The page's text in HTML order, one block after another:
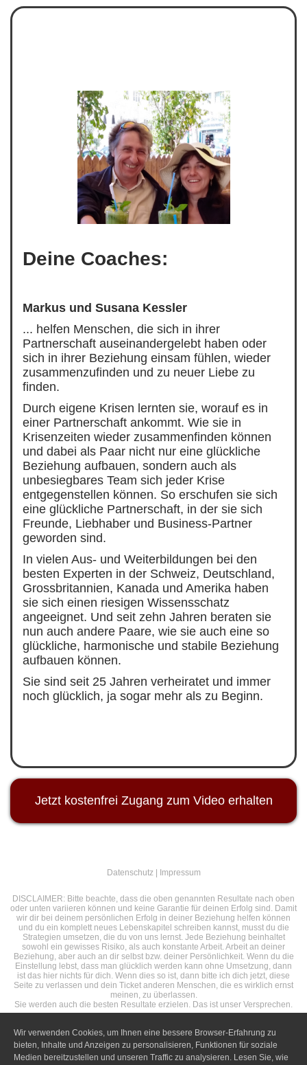
Deine Coaches:
Markus und Susana Kessler
... helfen Menschen, die sich in ihrer
Partnerschaft auseinandergelebt haben oder
sich in ihrer Beziehung einsam fühlen, wieder
zusammenzufinden und zu neuer Liebe zu
finden.
Durch eigene Krisen lernten sie, worauf es in
einer Partnerschaft ankommt. Wie sie in
Krisenzeiten wieder zusammenfinden können
und dabei als Paar nicht nur eine glückliche
Beziehung aufbauen, sondern auch als
unbesiegbares Team sich jeder Krise
entgegenstellen können. So erschufen sie sich
eine glückliche Partnerschaft, in der sie sich
Freunde, Liebhaber und Business-Partner
geworden sind.
In vielen Aus- und Weiterbildungen bei den
besten Experten in der Schweiz, Deutschland,
Grossbritannien, Kanada und Amerika haben
sie sich einen riesigen Wissensschatz
angeeignet. Und seit zehn Jahren beraten sie
nun auch andere Paare, wie sie auch eine so
glückliche, harmonische und stabile Beziehung
aufbauen können.
Sie sind seit 25 Jahren verheiratet und immer
noch glücklich, ja sogar mehr als zu Beginn.
Jetzt kostenfrei Zugang zum Video erhalten
Datenschutz| Impressum
DISCLAIMER: Bitte beachte, dass die oben genannten Resultate nach oben
oder unten variieren können und keine Garantie für deinen Erfolg sind. Damit
wir dir bei deinem persönlichen Erfolg in deiner Beziehung helfen können
und du ein komplett neues Lebenskapitel schreiben kannst, musst du die
Strategien umsetzen, die du von uns lernst. Jede Beziehung beinhaltet
sowohl ein gewisses Risiko, als auch konstante Arbeit. Arbeit an deiner
Beziehung, aber auch an dir selbst bzw. deiner Persönlichkeit. Wenn du die
Einstellung lebst, dass man glücklich werden kann ohne Umsetzung, dann
ist das hier nichts für dich. Wenn dies so ist, dann bitte ich dich jetzt, diese
Seite zu verlassen und dein Ticket anderen Menschen, die es wirklich ernst
meinen, zu überlassen.
Sie werden auch die besten Resultate erzielen. Das ist unser Versprechen.
Wir verwenden Cookies, um Ihnen eine bessere Browser-Erfahrung zu
bieten, Inhalte und Anzeigen zu personalisieren, Funktionen für soziale
Medien bereitzustellen und unseren Traffic zu analysieren. Lesen Sie, wie